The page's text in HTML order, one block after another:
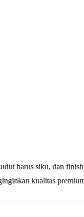
harus siku, dan
kualitas